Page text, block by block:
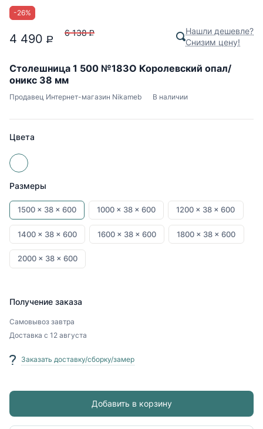
-26%
4 490 P
6 138 P
Нашли дешевле?
Снизим цену!
Столешница 1 500 №183О Королевский опал/
оникс 38 мм
Продавец Интернет-магазин Nikameb В наличии
Цвета
Размеры
1500 x 38 x 600 1000 x 38 x 600 1200 x 38 x 600
1400 x 38 x 600 1600 x 38 x 600 1800 x 38 x 600
2000 x 38 x 600
Получение заказа
Самовывоз завтра
Доставка с 12 августа
Заказать доставку/сборку/замер
Добавить в корзину